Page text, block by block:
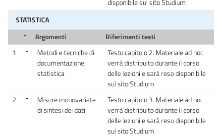
disponibile sul sito Studium
STATISTICA
*
Argomenti
Riferimenti testi
1
*
Metodi e tecniche di
documentazione
statistica
Testo capitolo 2. Materiale ad hoc
verrà distribuito durante il corso
delle lezioni e sarà reso disponibile
sul sito Studium
2
*
Misure monovariate
di sintesi dei dati
Testo capitolo 3. Materiale ad hoc
verrà distribuito durante il corso
delle lezioni e sarà reso disponibile
sul sito Studium